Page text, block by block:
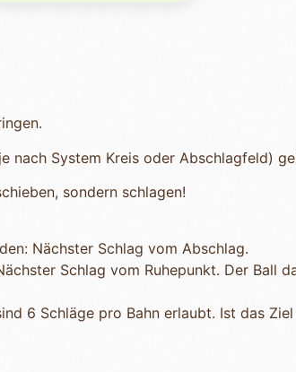
nach System Kreis oder Abschlagfeld)
sondern schlagen!
Nächster Schlag vom Abschlag.
Schlag vom Ruhepunkt. Der Ball
6 Schläge pro Bahn erlaubt. Ist das